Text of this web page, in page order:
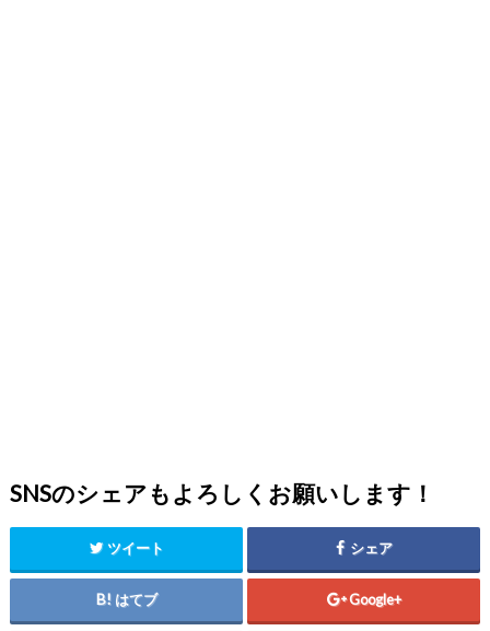
SNSのシェアもよろしくお願いします！
ツイート シェア
はてブ Google+